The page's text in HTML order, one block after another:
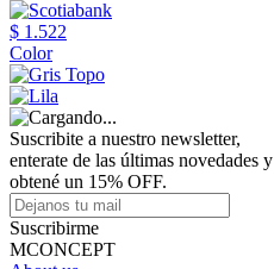
$ 1.522
Color
Suscribite a nuestro newsletter,
enterate de las últimas novedades y
obtené un 15% OFF.
Suscribirme
MCONCEPT